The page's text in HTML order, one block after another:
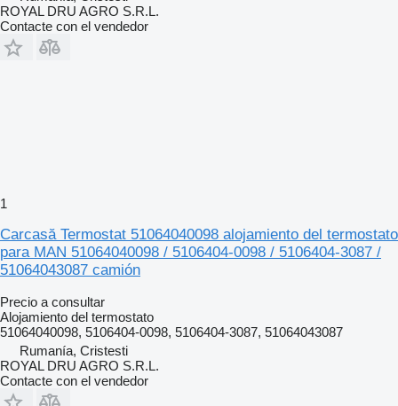
ROYAL DRU AGRO S.R.L.
Contacte con el vendedor
1
Carcasă Termostat 51064040098 alojamiento del termostato
para MAN 51064040098 / 5106404-0098 / 5106404-3087 /
51064043087 camión
Precio a consultar
Alojamiento del termostato
51064040098, 5106404-0098, 5106404-3087, 51064043087
Rumanía, Cristesti
ROYAL DRU AGRO S.R.L.
Contacte con el vendedor